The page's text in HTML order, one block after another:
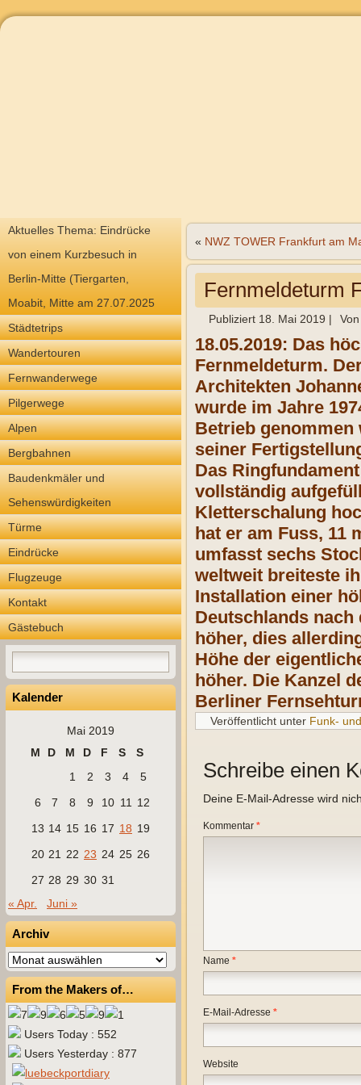
Aktuelles Thema: Eindrücke
von einem Kurzbesuch in
Berlin-Mitte (Tiergarten,
Moabit, Mitte am 27.07.2025
Städtetrips
Wandertouren
Fernwanderwege
Pilgerwege
Alpen
Bergbahnen
Baudenkmäler und
Sehenswürdigkeiten
Türme
Eindrücke
Flugzeuge
Kontakt
Gästebuch
Kalender
Mai 2019
M
D M D F S
S
1
2 3 4
5
6
7 8 9 10 11
12
13 14 15 16 17 18 19
20 21 22 23 24 25 26
27 28 29 30 31
« Apr.
Juni »
Archiv
Archiv
From the Makers of…
Users Today : 552
Users Yesterday : 877
« NWZ TOWER Frankfurt am
Fernmeldeturm
Publiziert 18. Mai 2019 | Von
18.05.2019: Das
Fernmeldeturm.
Architekten
wurde im Jahre
Betrieb genommen
seiner
Das
vollständig
Kletterschalung
hat er am Fuss, 11
umfasst sechs
weltweit breiteste
Installation einer
Deutschlands
höher, dies
Höhe der
höher. Die Kanzel
Berliner
Veröffentlicht unter Funk-
Schreibe einen
Deine E-Mail-Adresse wird
Kommentar *
Name *
E-Mail-Adresse *
Website